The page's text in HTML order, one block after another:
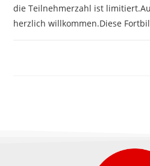
die Teilnehmerzahl ist
herzlich willkommen.Diese